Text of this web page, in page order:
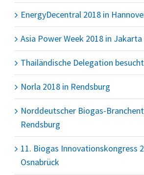
EnergyDecentral 2018 in
Asia Power Week 2018 in Jakarta
Thailändische Delegation
Norla 2018 in Rendsburg
Norddeutscher Biogas-
Rendsburg
11. Biogas Innovationskongress
Osnabrück